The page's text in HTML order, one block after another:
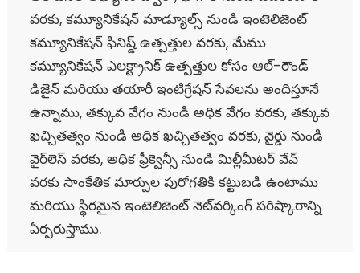
వరకు, కమ్యూనికేషన్ మాడ్యూల్స్ నుండి ఇంటెలిజెంట్
కమ్యూనికేషన్ ఫినిష్డ్ ఉత్పత్తుల వరకు, మేము
కమ్యూనికేషన్ ఎలక్ట్రానిక్ ఉత్పత్తుల కోసం ఆల్-రౌండ్
డిజైన్ మరియు తయారీ ఇంటిగ్రేషన్ సేవలను అందిస్తూనే
ఉన్నాము, తక్కువ వేగం నుండి అధిక వేగం వరకు, తక్కువ
ఖచ్చితత్వం నుండి అధిక ఖచ్చితత్వం వరకు, వైర్డు నుండి
వైర్‌లెస్ వరకు, అధిక ఫ్రీక్వెన్సీ నుండి మిల్లీమీటర్ వేవ్
వరకు సాంకేతిక మార్పుల పురోగతికి కట్టుబడి ఉంటాము
మరియు స్థిరమైన ఇంటెలిజెంట్ నెట్‌వర్కింగ్ పరిష్కారాన్ని
ఏర్పరుస్తాము.